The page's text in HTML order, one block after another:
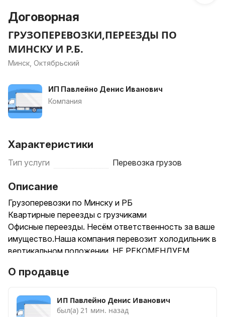
Договорная
ГРУЗОПЕРЕВОЗКИ,ПЕРЕЕЗДЫ ПО
МИНСКУ И Р.Б.
Минск, Октябрьский
ИП Павлейно Денис Иванович
Компания
Характеристики
Тип услуги Перевозка грузов
Описание
Грузоперевозки по Минску и РБ
Квартирные переезды с грузчиками
Офисные переезды. Несём ответственность за ваше
имущество.Наша компания перевозит холодильник в
вертикальном положении. НЕ РЕКОМЕНДУЕМ
Перевезём стиральную машину
Перевезём диван, тахту
И МНОГОЕ ДРУГОЕ
О продавце
ИП Павлейно Денис Иванович
был(а) 21 мин. назад